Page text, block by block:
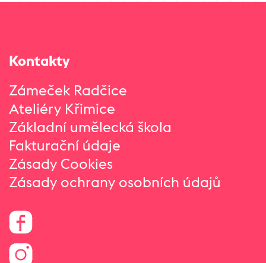
Kontakty
Zámeček Radčice
Ateliéry Křimice
Základní umělecká škola
Fakturační údaje
Zásady Cookies
Zásady ochrany osobních údajů